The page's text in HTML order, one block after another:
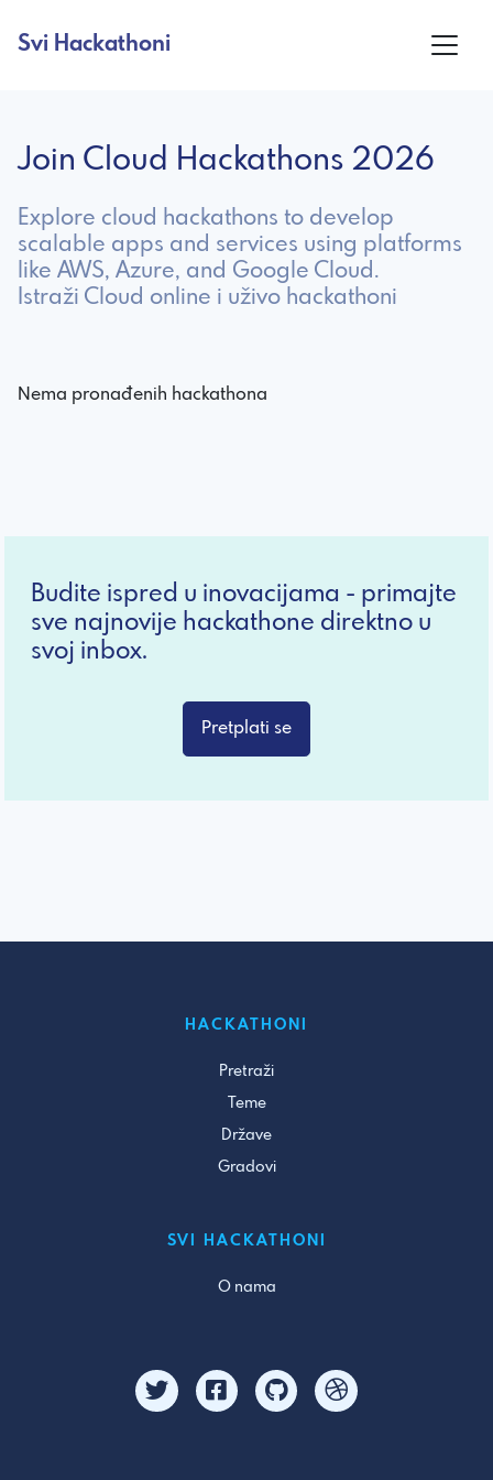
Svi Hackathoni
Join Cloud Hackathons 2026
Explore cloud hackathons to develop
scalable apps and services using platforms
like AWS, Azure, and Google Cloud.
Istraži Cloud online i uživo hackathoni
Nema pronađenih hackathona
Budite ispred u inovacijama - primajte
sve najnovije hackathone direktno u
svoj inbox.
Pretplati se
HACKATHONI
Pretraži
Teme
Države
Gradovi
SVI HACKATHONI
O nama